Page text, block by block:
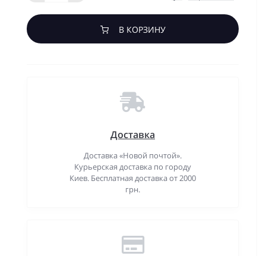
В КОРЗИНУ
Доставка
Доставка «Новой почтой».
Курьерская доставка по городу
Киев. Бесплатная доставка от 2000
грн.